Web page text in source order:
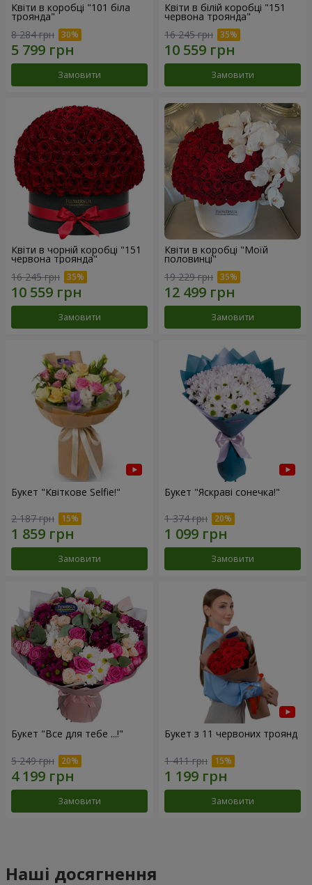
Квіти в коробці "101 біла
троянда"
8 284 грн
Замовити
Квіти в білій коробці "151
червона троянда"
16 245 грн
Замовити
Квіти в чорній коробці "151
червона троянда"
16 245 грн
Замовити
Квіти в коробці "Моїй
половинці"
19 229 грн
Замовити
Букет "Квіткове Selfie!"
2 187 грн
Замовити
Букет "Яскраві сонечка!"
1 374 грн
Замовити
Букет "Все для тебе ...!"
5 249 грн
Замовити
Букет з 11 червоних троянд
1 411 грн
Замовити
Наші досягнення